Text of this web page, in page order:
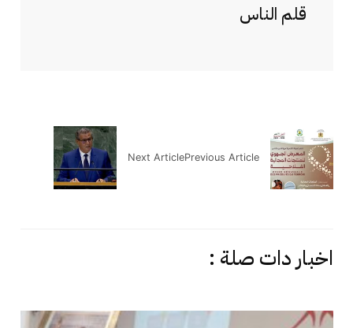
قلم الناس
Previous Article
Next Article
اخبار دات صلة :